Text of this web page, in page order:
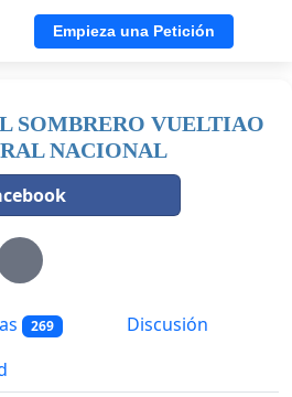
Empieza una Petición
SOMBRERO VUELTIAO
NACIONAL
269
Discusión